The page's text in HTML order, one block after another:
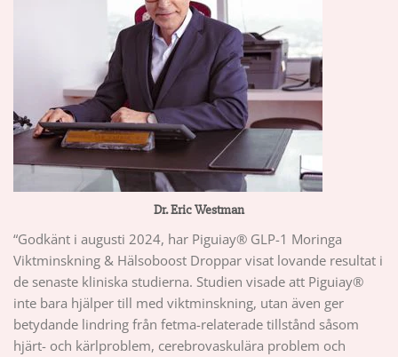
Dr. Eric Westman
“Godkänt i augusti 2024, har Piguiay® GLP-1 Moringa
Viktminskning & Hälsoboost Droppar visat lovande resultat i
de senaste kliniska studierna. Studien visade att Piguiay®
inte bara hjälper till med viktminskning, utan även ger
betydande lindring från fetma-relaterade tillstånd såsom
hjärt- och kärlproblem, cerebrovaskulära problem och